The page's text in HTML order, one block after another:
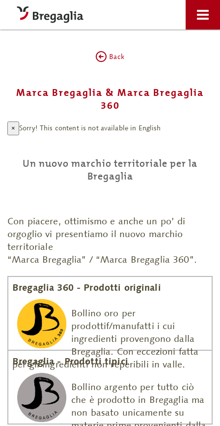
Back
Marca Bregaglia & Marca Bregaglia
360
× Sorry! This content is not available in English
Un nuovo marchio territoriale per la
Bregaglia
Con piacere, ottimismo e anche un po’ di
orgoglio vi presentiamo il nuovo marchio
territoriale
“Marca Bregaglia” / “Marca Bregaglia 360”.
Bregaglia 360 - Prodotti originali
Bollino oro per
prodottif/manufatti i cui
ingredienti provengono dalla
Bregaglia. Con eccezioni fatta
per gli ingredienti non reperibili in valle.
Bregaglia - Prodotti tipici
Bollino argento per tutto ciò
che è prodotto in Bregaglia ma
non basato unicamente su